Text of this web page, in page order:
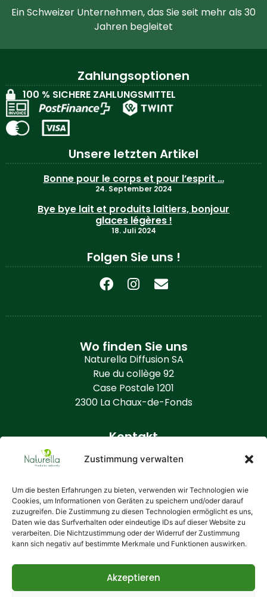
Zustimmung verwalten
Um die besten Erfahrungen zu bieten, verwenden wir Technologien wie
Cookies, um Informationen von Geräten zu speichern und/oder darauf
zuzugreifen. Die Zustimmung zu diesen Technologien ermöglicht es uns,
Daten wie das Surfverhalten oder eindeutige IDs auf dieser Website zu
verarbeiten. Die Nichtzustimmung oder der Widerruf der Zustimmung
kann sich negativ auf bestimmte Merkmale und Funktionen auswirken.
Akzeptieren
Ein Schweizer Unternehmen, das Sie seit mehr als 30
Jahren begleitet
Zahlungsoptionen
100 % SICHERE ZAHLUNGSMITTEL
Unsere letzten Artikel
Bonne pour le corps et pour l’esprit …
24. September 2024
Bye bye lait et produits laitiers, bonjour
glaces légères !
18. Juli 2024
Folgen Sie uns !
Wo finden Sie uns
Naturella Diffusion SA
Rue du collège 92
Case Postale 1201
2300 La Chaux-de-Fonds
Kontakt
info@naturella.ch
https://www.naturella.ch
Zusätzliche Informationen
Wer ist Naturella?
Allgemeine Bedingungen
Ihre Daten
Cookie-Richtlinie